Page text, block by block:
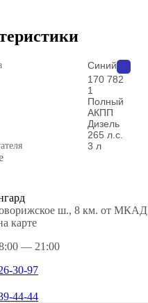
Синий
170 782
1
Полный
АКПП
Дизель
265 л.с.
3 л
ш., 8 км. от МКАД
карте
— 21:00
30-97
44-44